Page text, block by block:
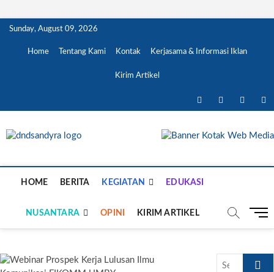
Skip
content
Sunday, August 09, 2026
Home Tentang Kami Kontak Kerjasama & Informasi Iklan
Kirim Artikel
facebooktwitter
HOME BERITA KEGIATAN EDUKASI
NUSANTARA OPINI KIRIM ARTIKEL
M
u
Search